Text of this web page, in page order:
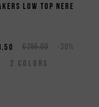
low top nere
€255,00 -30%
2 COLORS